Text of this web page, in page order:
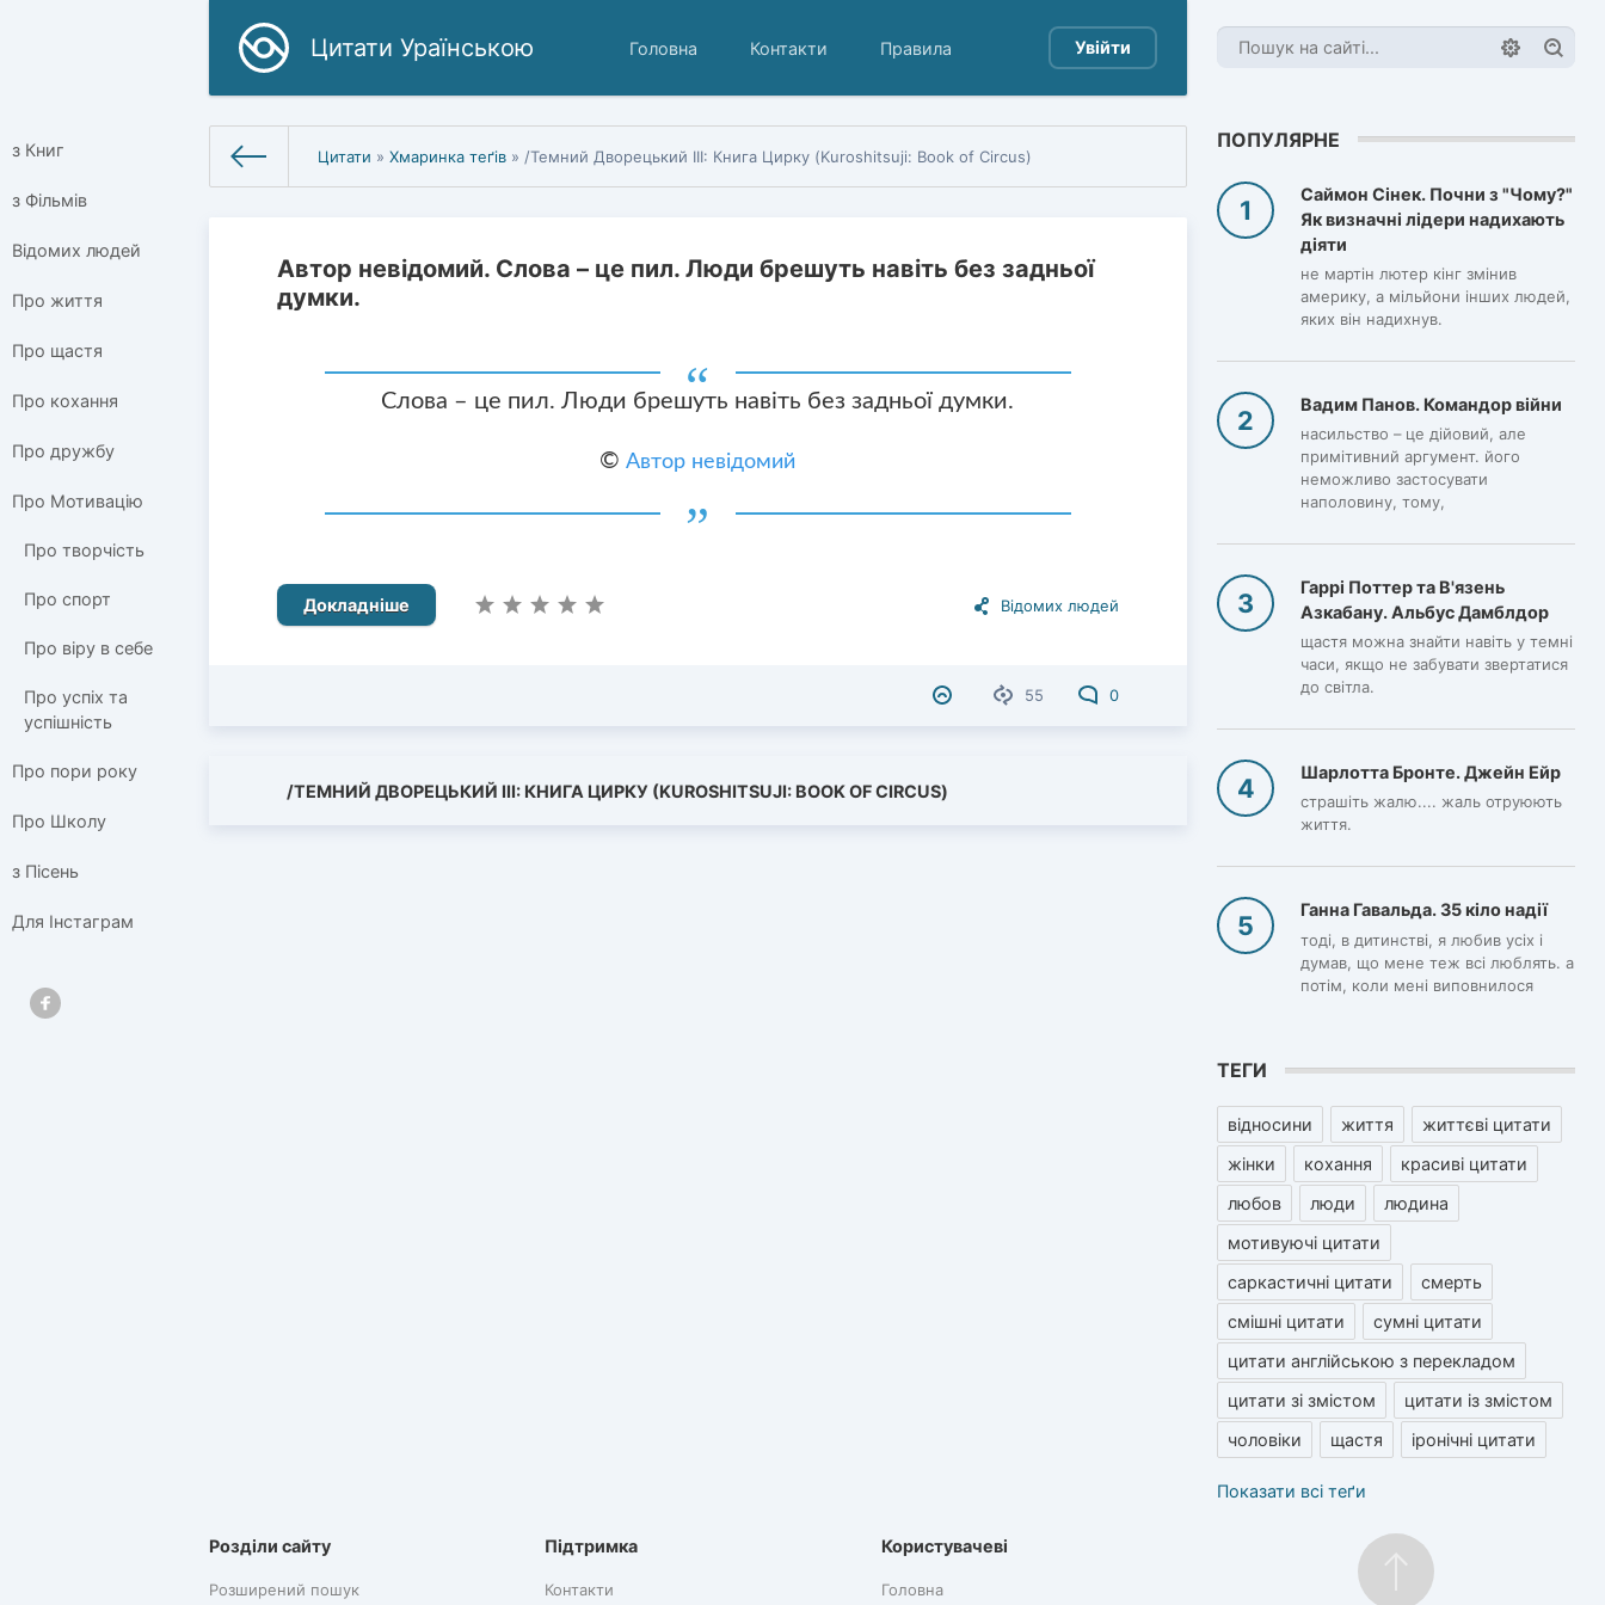
Цитати Ураїнською Головна Контакти Правила Увійти
з Книг
з Фільмів
Відомих людей
Про життя
Про щастя
Про кохання
Про дружбу
Про Мотивацію
Про творчість
Про спорт
Про віру в себе
Про успіх та
успішність
Про пори року
Про Школу
з Пісень
Для Інстаграм
Цитати »Хмаринка теґів » /Темний Дворецький III: Книга Цирку (Kuroshitsuji: Book of Circus)
Автор невідомий. Слова – це пил. Люди брешуть навіть без задньої
думки.
Слова – це пил. Люди брешуть навіть без задньої думки.
©Автор невідомий
Відомих людей
Докладніше
55 0
/ТЕМНИЙ ДВОРЕЦЬКИЙ III: КНИГА ЦИРКУ (KUROSHITSUJI: BOOK OF CIRCUS)
ПОПУЛЯРНЕ
Саймон Сінек. Почни з "Чому?"
Як визначні лідери надихають
діяти
не мартін лютер кінг змінив
америку, а мільйони інших людей,
яких він надихнув.
Вадим Панов. Командор війни
насильство – це дійовий, але
примітивний аргумент. його
неможливо застосувати
наполовину, тому,
Гаррі Поттер та В'язень
Азкабану. Альбус Дамблдор
щастя можна знайти навіть у темні
часи, якщо не забувати звертатися
до світла.
Шарлотта Бронте. Джейн Ейр
страшіть жалю.... жаль отруюють
життя.
Ганна Гавальда. 35 кіло надії
тоді, в дитинстві, я любив усіх і
думав, що мене теж всі люблять. а
потім, коли мені виповнилося
ТЕГИ
відносини життя
життєві цитати
жінки
кохання
красиві цитати
любов
люди
людина
мотивуючі цитати
саркастичні цитати
смерть
смішні цитати
сумні цитати
цитати англійською з перекладом
цитати зі змістом
цитати із змістом
чоловіки
щастя іронічні цитати
Показати всі теґи
Розділи сайту
Розширений пошук
Підтримка
Контакти
Користувачеві
Головна